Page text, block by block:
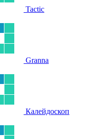
Tactic
Granna
Калейдоскоп